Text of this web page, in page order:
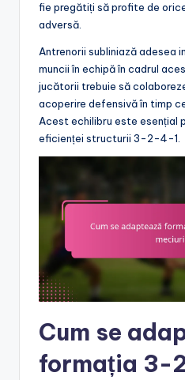
fie pregătiți să profite de
adversă.
Antrenorii subliniază adesea
muncii în echipă în cadrul
jucătorii trebuie să
acoperire defensivă în timp
Acest echilibru este esențial
eficienței structurii 3-2-4-1.
Cum se
formația 3-